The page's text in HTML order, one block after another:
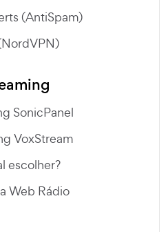
(AntiSpam)
SonicPanel
VoxStream
escolher?
Web Rádio